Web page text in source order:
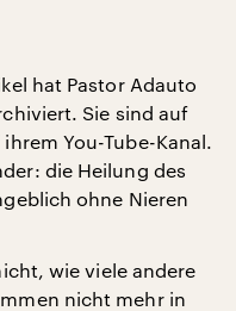
hat Pastor Adauto
Sie sind auf
You-Tube-Kanal.
die Heilung des
ohne Nieren
wie viele andere
nicht mehr in